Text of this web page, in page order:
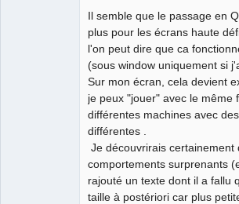
Il semble que le passage en
plus pour les écrans haute
l'on peut dire que ca
(sous window uniquement si
Sur mon écran, cela devient
je peux "jouer" avec le même
différentes machines avec
différentes .
Je découvrirais certainement
comportements surprenants
rajouté un texte dont il a fallu
taille à postériori car plus